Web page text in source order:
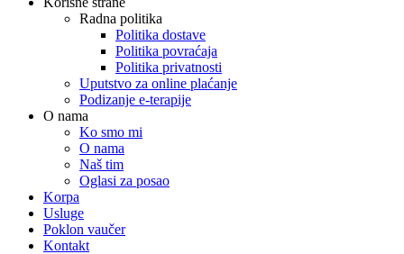
Radna politika
Politika dostave
Politika povraćaja
Politika privatnosti
Uputstvo za online plaćanje
Podizanje e-terapije
O nama
Ko smo mi
O nama
Naš tim
Oglasi za posao
Korpa
Usluge
Poklon vaučer
Kontakt